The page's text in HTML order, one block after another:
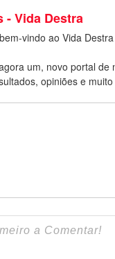
- Vida Destra
vindo ao Vida
um, novo portal
opiniões e